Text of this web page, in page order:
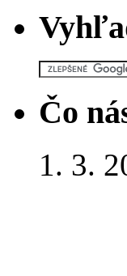
Čo
1. 3.